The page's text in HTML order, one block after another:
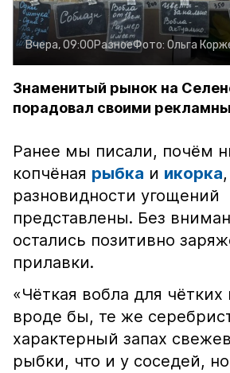
Вчера, 09:00РазноеФото: Ольга
Знаменитый рынок на
порадовал своими
Ранее мы писали, почём
копчёная рыбка и икорка
разновидности угощений
представлены. Без
остались позитивно
прилавки.
«Чёткая вобла для
вроде бы, те же
характерный запах
рыбки, что и у соседей,